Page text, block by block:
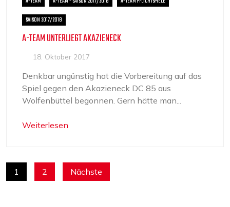
SAISON 2017/2018
A-TEAM UNTERLIEGT AKAZIENECK
18. Oktober 2017
Denkbar ungünstig hat die Vorbereitung auf das
Spiel gegen den Akazieneck DC 85 aus
Wolfenbüttel begonnen. Gern hätte man...
Weiterlesen
SEITENNUMMERIERUNG
1 2 Nächste